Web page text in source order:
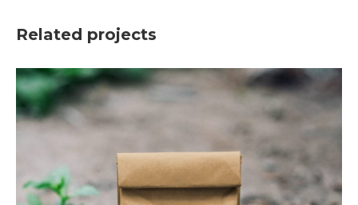
Related projects